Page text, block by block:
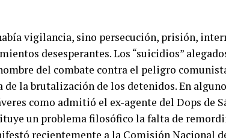
vigilancia, sino persecución, prisión,
desesperantes. Los “suicidios”
del combate contra el peligro
la brutalización de los detenidos. En
como admitió el ex-agente del Dops de
un problema filosófico la falta de
recientemente a la Comisión Nacional